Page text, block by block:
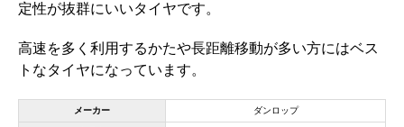
定性が抜群にいいタイヤです。
高速を多く利用するかたや長距離移動が多い方にはベス
トなタイヤになっています。
メーカー ダンロップ